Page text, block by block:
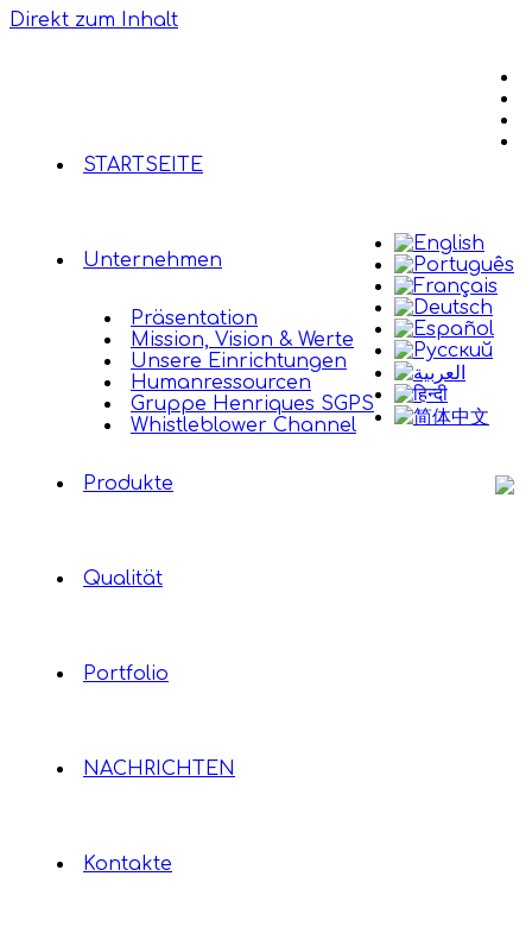
Direkt zum Inhalt
STARTSEITE
Unternehmen
Präsentation
Mission, Vision & Werte
Unsere Einrichtungen
Humanressourcen
Gruppe Henriques SGPS
Whistleblower Channel
Produkte
Qualität
Portfolio
NACHRICHTEN
Kontakte